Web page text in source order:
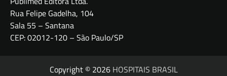
Rua Felipe Gadelha, 104
Sala 55 – Santana
CEP: 02012-120 – São Paulo/SP
Copyright © 2026 HOSPITAIS BRASIL